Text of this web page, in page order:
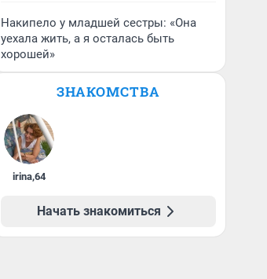
Накипело у младшей сестры: «Она
уехала жить, а я осталась быть
хорошей»
ЗНАКОМСТВА
irina,64
Начать знакомиться